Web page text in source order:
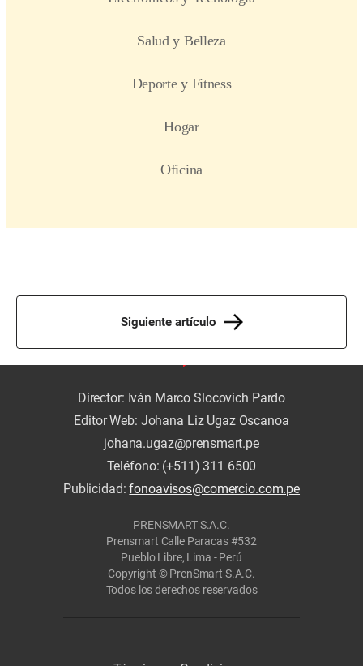
Siguiente artículo
Director: Iván Marco Slocovich Pardo
Editor Web: Johana Liz Ugaz Oscanoa
johana.ugaz@prensmart.pe
Teléfono: (+511) 311 6500
Publicidad:fonoavisos@comercio.com.pe
PRENSMART S.A.C.
Prensmart Calle Paracas #532
Pueblo Libre, Lima - Perú
Copyright © PrenSmart S.A.C.
Todos los derechos reservados